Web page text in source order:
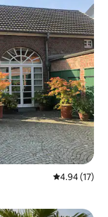
평점 4.94점
4.94 (17)